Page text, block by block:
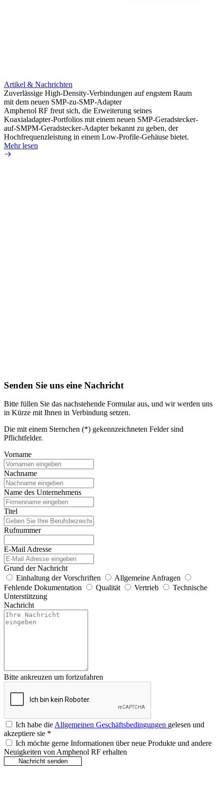
Artikel & Nachrichten
Zuverlässige High-Density-Verbindungen auf engstem Raum
mit dem neuen SMP-zu-SMP-Adapter
Amphenol RF freut sich, die Erweiterung seines
Koaxialadapter-Portfolios mit einem neuen SMP-Geradstecker-
auf-SMPM-Geradstecker-Adapter bekannt zu geben, der
Hochfrequenzleistung in einem Low-Profile-Gehäuse bietet.
Mehr lesen
Senden Sie uns eine Nachricht
Bitte füllen Sie das nachstehende Formular aus, und wir werden uns
in Kürze mit Ihnen in Verbindung setzen.
Die mit einem Sternchen (*) gekennzeichneten Felder sind
Pflichtfelder.
Vorname
Nachname
Name des Unternehmens
Titel
Rufnummer
E-Mail Adresse
Grund der Nachricht
Einhaltung der Vorschriften
Allgemeine Anfragen
Fehlende Dokumentation
Qualität Vertrieb
Technische
Unterstützung
Nachricht
Bitte ankreuzen um fortzufahren
Ich habe die Allgemeinen Geschäftsbedingungen gelesen und
akzeptiere sie *
Ich möchte gerne Informationen über neue Produkte und andere
Neuigkeiten von Amphenol RF erhalten